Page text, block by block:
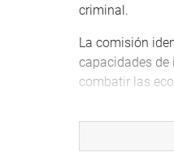
criminal.
La comisión
capacidades
combatir las
Entre las